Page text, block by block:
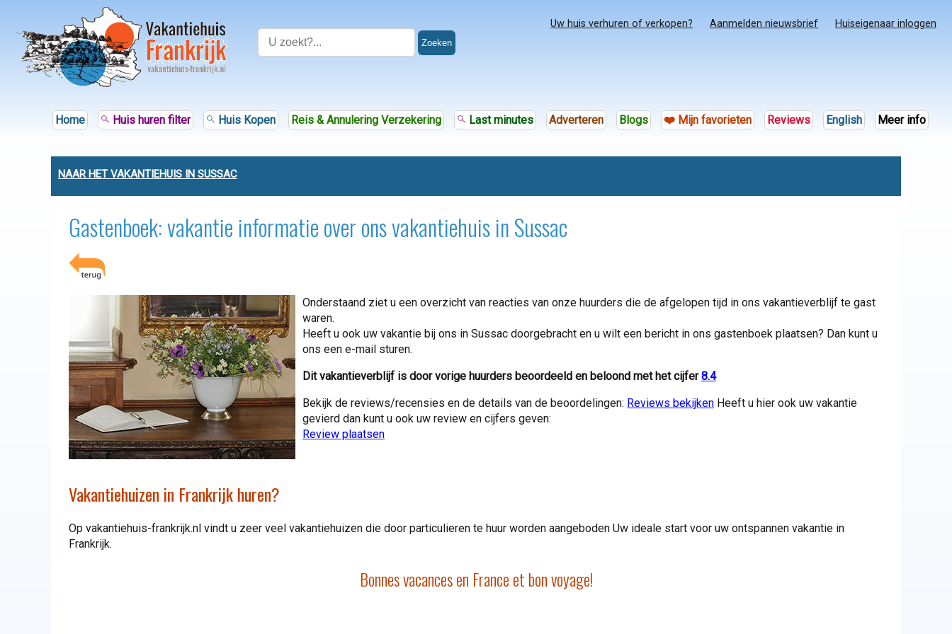
Zoeken
Uw huis verhuren of verkopen? Aanmelden nieuwsbrief Huiseigenaar inloggen
Home Huis huren filter Huis Kopen Reis & Annulering Verzekering Last minutes Adverteren Blogs ❤️ Mijn favorieten Reviews English Meer info
NAAR HET VAKANTIEHUIS IN SUSSAC
Gastenboek: vakantie informatie over ons vakantiehuis in Sussac
Onderstaand ziet u een overzicht van reacties van onze huurders die de afgelopen tijd in ons vakantieverblijf te gast
waren.
Heeft u ook uw vakantie bij ons in Sussac doorgebracht en u wilt een bericht in ons gastenboek plaatsen? Dan kunt u
ons een e-mail sturen.
Dit vakantieverblijf is door vorige huurders beoordeeld en beloond met het cijfer8.4
Bekijk de reviews/recensies en de details van de beoordelingen: Reviews bekijken Heeft u hier ook uw vakantie
gevierd dan kunt u ook uw review en cijfers geven:
Review plaatsen
Vakantiehuizen in Frankrijk huren?
Op vakantiehuis-frankrijk.nl vindt u zeer veel vakantiehuizen die door particulieren te huur worden aangeboden Uw ideale start voor uw ontspannen vakantie in
Frankrijk.
Bonnes vacances en France et bon voyage!